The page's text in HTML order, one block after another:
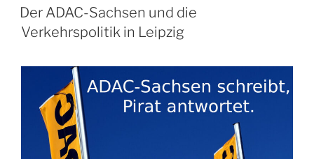
AM
Der ADAC-Sachsen und die
Verkehrspolitik in Leipzig